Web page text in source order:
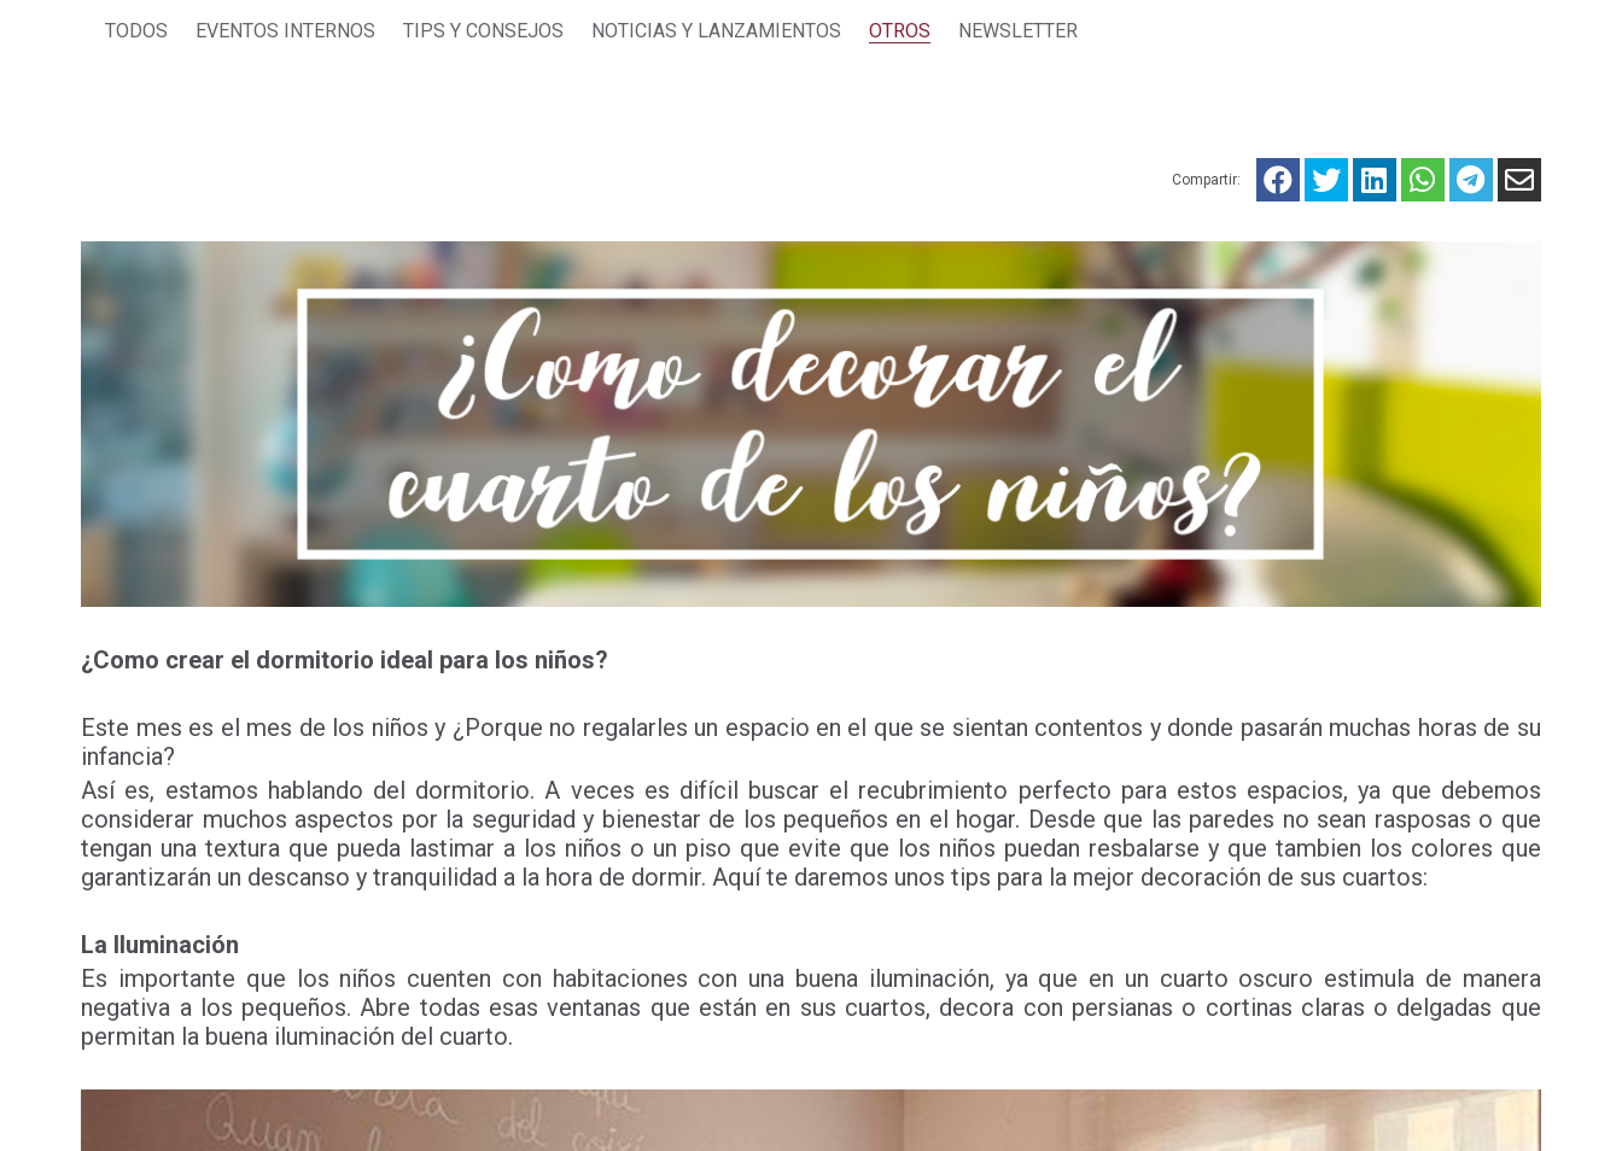
TODOS EVENTOS INTERNOS TIPS Y CONSEJOS NOTICIAS Y LANZAMIENTOS OTROS NEWSLETTER
Compartir:
¿Como crear el dormitorio ideal para los niños?
Este mes es el mes de los niños y ¿Porque no regalarles un espacio en el que se sientan contentos y donde pasarán muchas horas de su
infancia?
Así es, estamos hablando del dormitorio. A veces es difícil buscar el recubrimiento perfecto para estos espacios, ya que debemos
considerar muchos aspectos por la seguridad y bienestar de los pequeños en el hogar. Desde que las paredes no sean rasposas o que
tengan una textura que pueda lastimar a los niños o un piso que evite que los niños puedan resbalarse y que tambien los colores que
garantizarán un descanso y tranquilidad a la hora de dormir. Aquí te daremos unos tips para la mejor decoración de sus cuartos:
La Iluminación
Es importante que los niños cuenten con habitaciones con una buena iluminación, ya que en un cuarto oscuro estimula de manera
negativa a los pequeños. Abre todas esas ventanas que están en sus cuartos, decora con persianas o cortinas claras o delgadas que
permitan la buena iluminación del cuarto.